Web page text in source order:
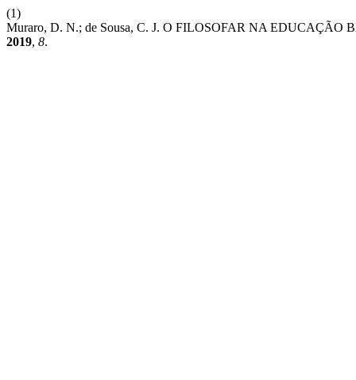
(1)
Muraro, D. N.; de Sousa, C. J. O FILOSOFAR NA
2019, 8.